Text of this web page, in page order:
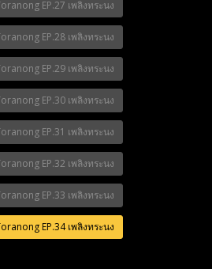
EP.27 เพลิงทระนง
EP.28 เพลิงทระนง
EP.29 เพลิงทระนง
EP.30 เพลิงทระนง
EP.31 เพลิงทระนง
EP.32 เพลิงทระนง
EP.33 เพลิงทระนง
EP.34 เพลิงทระนง